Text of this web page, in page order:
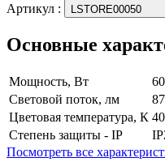
Артикул : LSTORE00050
Основные
Мощность, Вт
60
Световой поток, лм
Цветовая температура, К
Степень защиты - IP
Посмотреть все